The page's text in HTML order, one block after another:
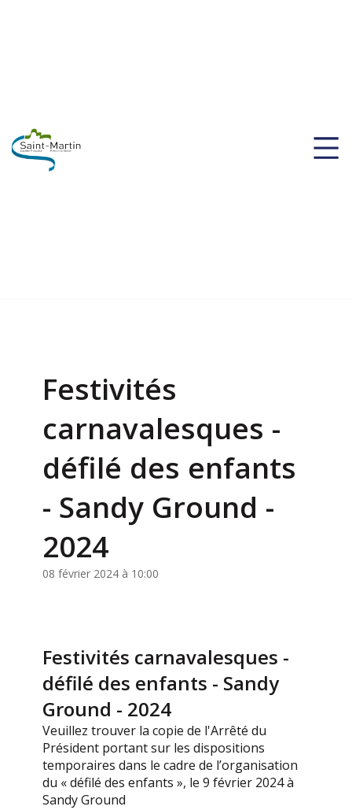
Festivités
carnavalesques -
défilé des enfants
- Sandy Ground -
2024
08 février 2024 à 10:00
Festivités carnavalesques -
défilé des enfants - Sandy
Ground - 2024
Veuillez trouver la copie de l'Arrêté du
Président portant sur les dispositions
temporaires dans le cadre de l’organisation
du « défilé des enfants », le 9 février 2024 à
Sandy Ground